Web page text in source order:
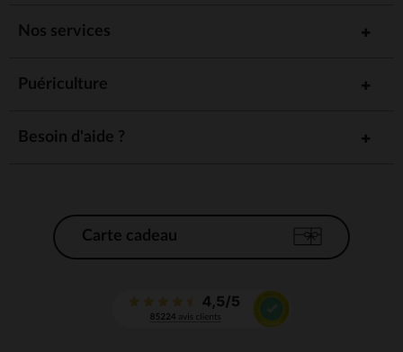
Nos services
Puériculture
Besoin d'aide ?
Carte cadeau